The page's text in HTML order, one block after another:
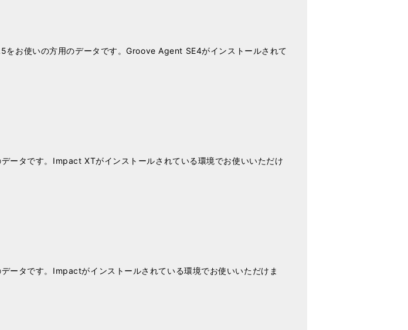
使いの方用のデータです。Groove Agent SE4がインストールされて
タです。Impact XTがインストールされている環境でお使いいただけ
タです。Impactがインストールされている環境でお使いいただけま